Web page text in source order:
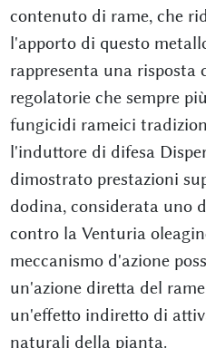
contenuto di rame, che
l'apporto di questo
rappresenta una risposta
regolatorie che sempre
fungicidi rameici
l'induttore di difesa
dimostrato prestazioni
dodina, considerata uno
contro la Venturia
meccanismo d'azione
un'azione diretta del
un'effetto indiretto di
naturali della pianta.